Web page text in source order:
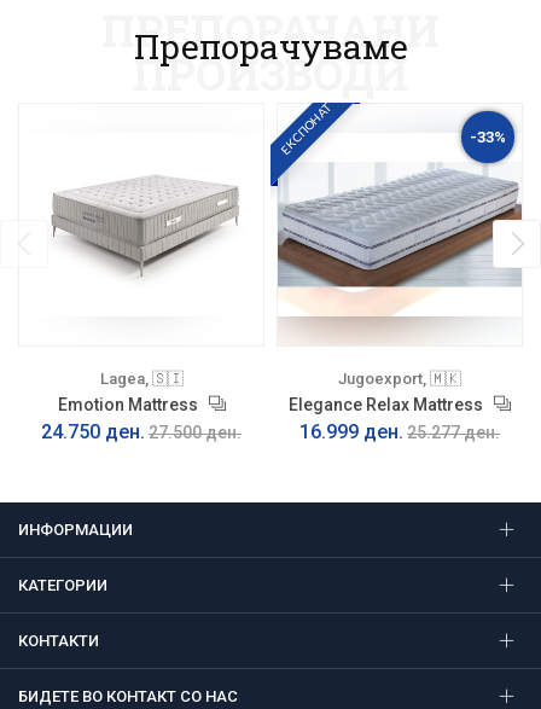
Препорачуваме
ПРЕПОРАЧАНИ
ПРОИЗВОДИ
Lagea, 🇸🇮
Emotion Mattress
24.750 ден. 27.500 ден.
ЕКСПОНАТ -33%
Jugoexport, 🇲🇰
Elegance Relax Mattress
16.999 ден. 25.277 ден.
ИНФОРМАЦИИ
КАТЕГОРИИ
КОНТАКТИ
БИДЕТЕ ВО КОНТАКТ СО НАС